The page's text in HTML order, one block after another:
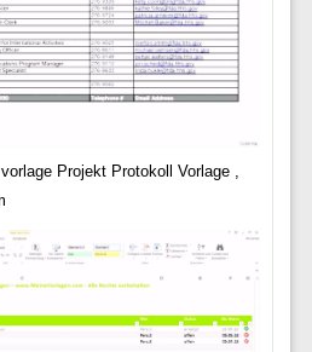
Projekt Protokoll Vorlage ,